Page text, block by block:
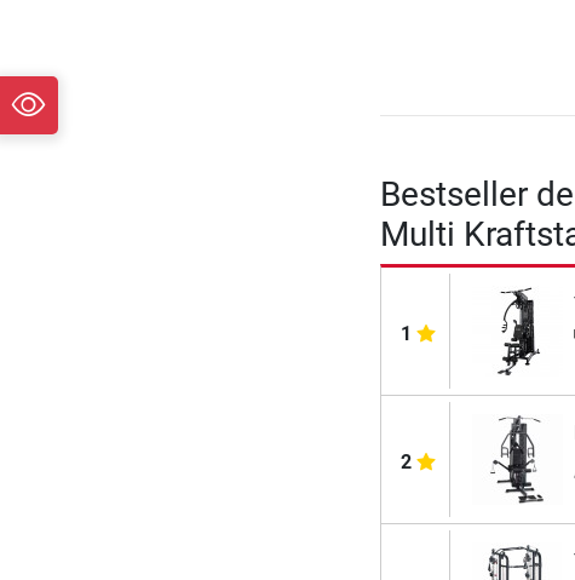
Bestseller
Multi
1
2